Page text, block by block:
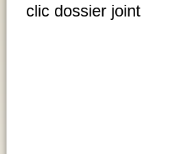
clic dossier joint